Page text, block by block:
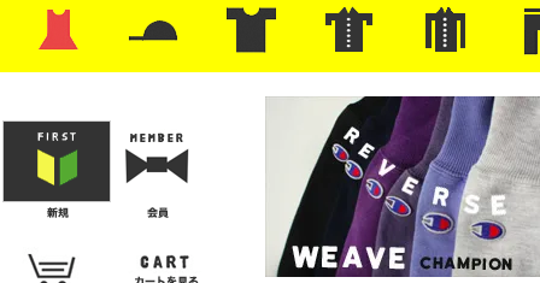
・レザーシューズ/スニーカー
・プリントTシャツ
・バンド/ツアー
・キャラクター
・Nike/adidas/スポーツ
・チャンピオン
・サーフ/スケート
・ボーダー/総柄/無地
・フットボール/リンガー
・タンクトップ/NBA・ポロシャツ
・半袖シャツ
・アロハ/サーフ/ボーリング
・ラルフ/ブランド
・無地/チェック/ストラ
・ワーク/ミリタリー/ウ
・ネル/ウール ・ショ
・アウ
・ジー
・
・ミリ
・コー
・コッ
・オー
・ジャ
ン